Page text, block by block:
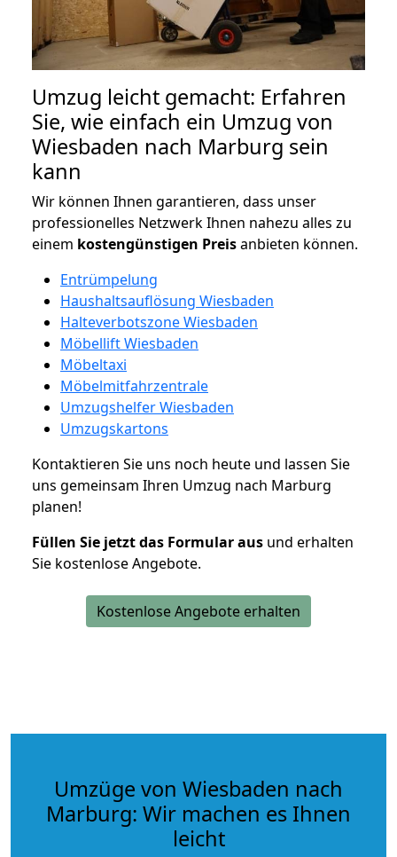
Umzug leicht gemacht: Erfahren
Sie, wie einfach ein Umzug von
Wiesbaden nach Marburg sein
kann
Wir können Ihnen garantieren, dass unser
professionelles Netzwerk Ihnen nahezu alles zu
einem kostengünstigen Preisanbieten können.
Entrümpelung
Haushaltsauflösung Wiesbaden
Halteverbotszone Wiesbaden
Möbellift Wiesbaden
Möbeltaxi
Möbelmitfahrzentrale
Umzugshelfer Wiesbaden
Umzugskartons
Kontaktieren Sie uns noch heute und lassen Sie
uns gemeinsam Ihren Umzug nach Marburg
planen!
Füllen Sie jetzt das Formular aus und erhalten
Sie kostenlose Angebote.
Kostenlose Angebote erhalten
Umzüge von Wiesbaden nach
Marburg: Wir machen es Ihnen
leicht